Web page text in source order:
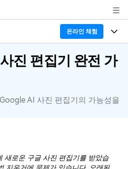
온라인 체험
AI
진 편집기 완전 가
AI 사진 편집기의 가능성을
새로운 구글 사진 편집기를 받았습
지우거에 문제가 있습니다. 오래된